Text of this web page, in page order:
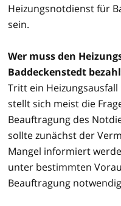
Heizungsnotdienst für
sein.
Wer muss den
Baddeckenstedt
Tritt ein
stellt sich meist die
Beauftragung des
sollte zunächst der
Mangel informiert
unter bestimmten
Beauftragung